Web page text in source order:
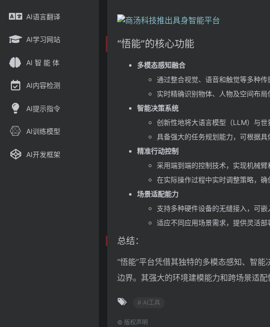
AI语言翻译
AI学习网站
AI 智 能 体
AI内容检测
AI提示指令
AI训练模型
AI开发框架
“悟能”的核心功能
多模态感知融合
通过整合视觉、语音和触觉等多种传
实时精确识别物体、人物及空间布局
智能决策系统
创新性地将大语言模型（LLM）与世
具备强大的任务规划能力，可根据具
精准行动控制
采用端到端的控制技术，实现机械臂
在实际操作过程中实时调整策略，确
场景适配能力
支持多种硬件设备的无缝接入，可嵌
适应不同应用场景需求，提供灵活部
总结：
“悟能”平台凭借其独特的多模态感知、智
边界。其强大的环境建模能力和跨场景适
# AI工具
© 版权声明